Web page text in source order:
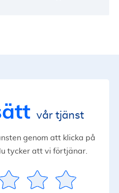
vår tjänst
genom att klicka på
tycker att vi förtjänar.